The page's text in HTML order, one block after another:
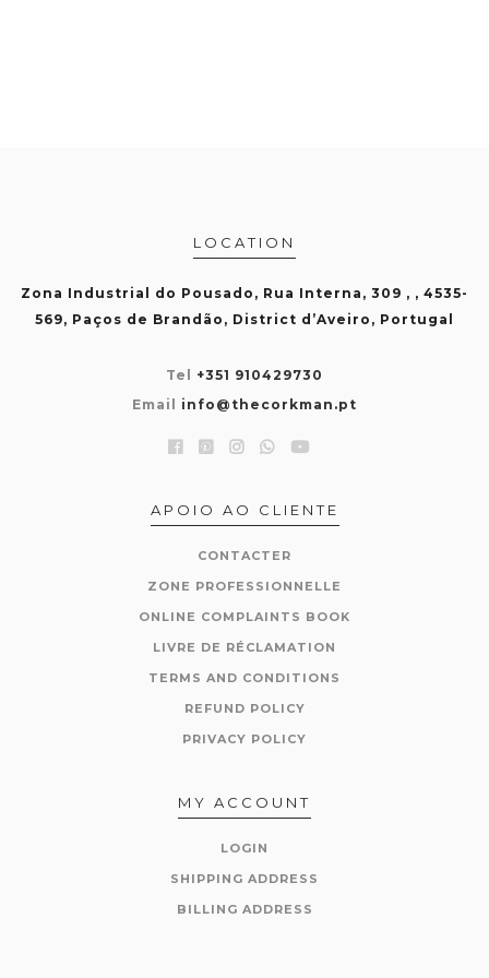
LOCATION
Zona Industrial do Pousado, Rua Interna, 309 , , 4535-
569, Paços de Brandão, District d’Aveiro, Portugal
Tel +351 910429730
Email info@thecorkman.pt
APOIO AO CLIENTE
CONTACTER
ZONE PROFESSIONNELLE
ONLINE COMPLAINTS BOOK
LIVRE DE RÉCLAMATION
TERMS AND CONDITIONS
REFUND POLICY
PRIVACY POLICY
MY ACCOUNT
LOGIN
SHIPPING ADDRESS
BILLING ADDRESS